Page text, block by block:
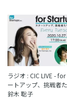
ラジオ : CIC LIVE -
ートアップ、挑戦者
鈴木 聡子